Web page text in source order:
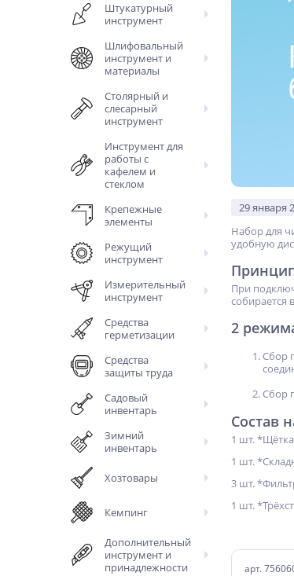
Штукатурный
инструмент
Шлифовальный
инструмент и
материалы
Столярный и
слесарный
инструмент
Инструмент для
работы с
кафелем и
стеклом
Крепежные
элементы
Режущий
инструмент
Измерительный
инструмент
Средства
герметизации
Средства
защиты труда
Садовый
инвентарь
Зимний
инвентарь
Хозтовары
Кемпинг
Дополнительный
инструмент и
принадлежности
29 января
Набор для
удобную
При
собирается
2
Сбор
Сбор
Состав
1 шт. *Щётка
1 шт.
3 шт.
1 шт.
арт.